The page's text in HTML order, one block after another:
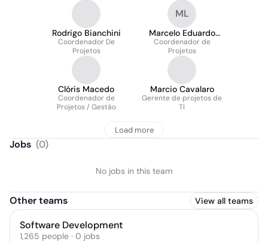
Rodrigo Bianchini
Coordenador De
Projetos
ML
Marcelo Eduardo
Lopes
Coordenador de
Projetos
Clóris Macedo
Coordenador de
Projetos / Gestão
Marcio Cavalaro
Gerente de projetos de
TI
Load more
Jobs (0)
No jobs in this team
Other teams View all teams
Software Development
1,265 people · 0 jobs